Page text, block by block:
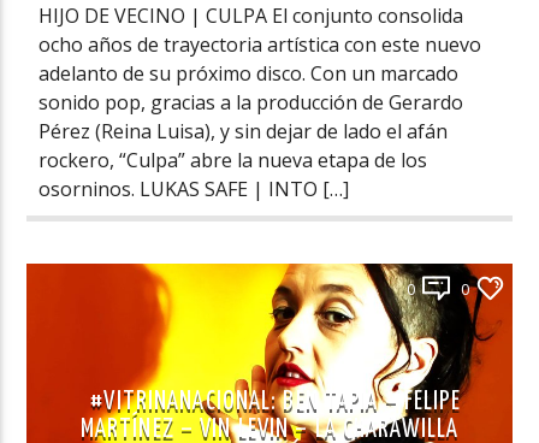
HIJO DE VECINO | CULPA El conjunto consolida
ocho años de trayectoria artística con este nuevo
adelanto de su próximo disco. Con un marcado
sonido pop, gracias a la producción de Gerardo
Pérez (Reina Luisa), y sin dejar de lado el afán
rockero, “Culpa” abre la nueva etapa de los
osorninos. LUKAS SAFE | INTO […]
0 0
#VITRINANACIONAL: BEN TAPIA – FELIPE
MARTÍNEZ – VIN LEVIN – LA CHARAWILLA